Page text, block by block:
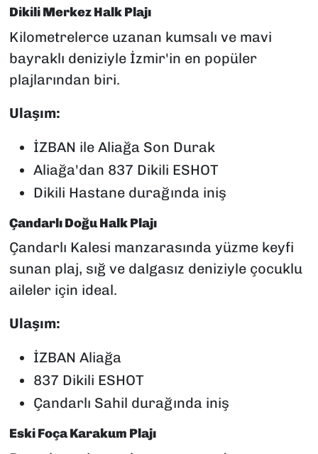
Dikili Merkez Halk Plajı
Kilometrelerce uzanan kumsalı ve mavi
bayraklı deniziyle İzmir'in en popüler
plajlarından biri.
Ulaşım:
İZBAN ile Aliağa Son Durak
Aliağa'dan 837 Dikili ESHOT
Dikili Hastane durağında iniş
Çandarlı Doğu Halk Plajı
Çandarlı Kalesi manzarasında yüzme keyfi
sunan plaj, sığ ve dalgasız deniziyle çocuklu
aileler için ideal.
Ulaşım:
İZBAN Aliağa
837 Dikili ESHOT
Çandarlı Sahil durağında iniş
Eski Foça Karakum Plajı